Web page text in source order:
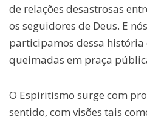
de relações desastrosas
os seguidores de Deus. E
participamos dessa história
queimadas em praça
O Espiritismo surge com
sentido, com visões tais